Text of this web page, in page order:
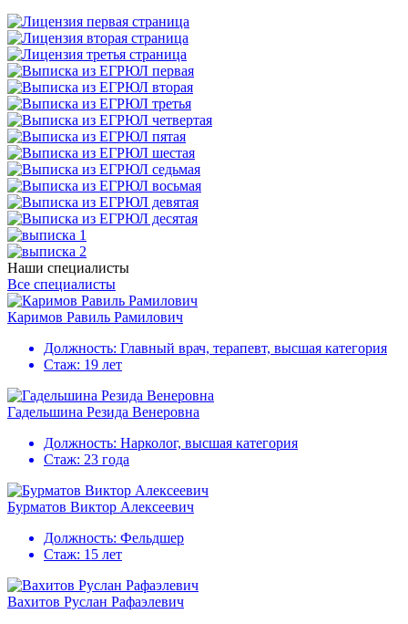
Наши специалисты
Все специалисты
Каримов Равиль Рамилович
Должность: Главный врач, терапевт, высшая категория
Стаж: 19 лет
Гадельшина Резида Венеровна
Должность: Нарколог, высшая категория
Стаж: 23 года
Бурматов Виктор Алексеевич
Должность: Фельдшер
Стаж: 15 лет
Вахитов Руслан Рафаэлевич